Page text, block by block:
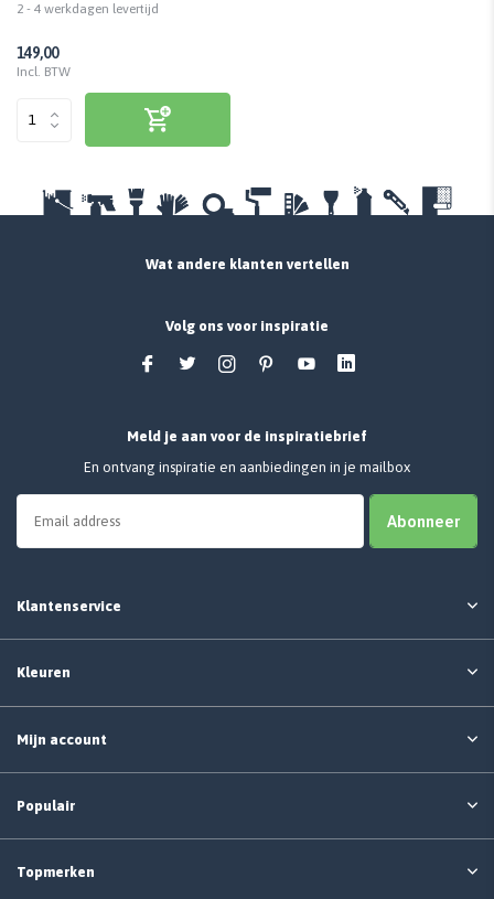
2 - 4 werkdagen levertijd
149,00
Incl. BTW
Wat andere klanten vertellen
Volg ons voor inspiratie
Meld je aan voor de inspiratiebrief
En ontvang inspiratie en aanbiedingen in je mailbox
Abonneer
Klantenservice
Kleuren
Mijn account
Populair
Topmerken